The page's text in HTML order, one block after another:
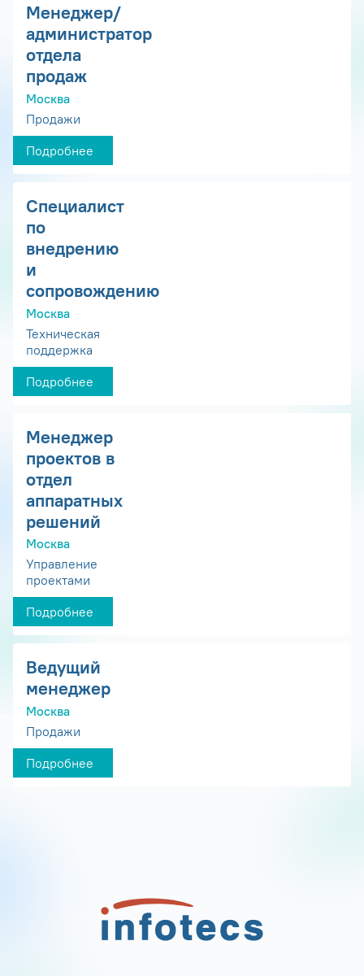
Менеджер/
администратор
отдела
продаж
Москва
Продажи
Подробнее
Специалист
по
внедрению
и
сопровождению
Москва
Техническая
поддержка
Подробнее
Менеджер
проектов в
отдел
аппаратных
решений
Москва
Управление
проектами
Подробнее
Ведущий
менеджер
Москва
Продажи
Подробнее